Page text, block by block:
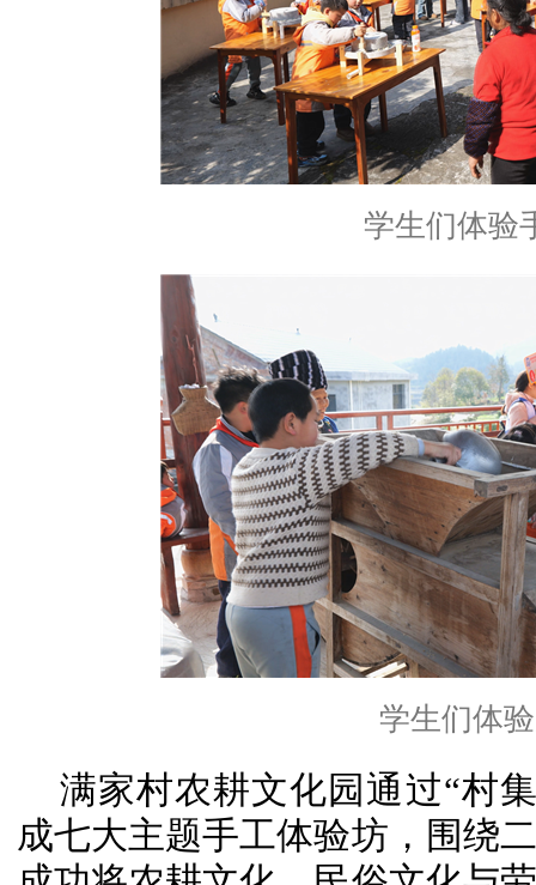
学生们体验
学生们体
满家村农耕文化园通过“村
成七大主题手工体验坊，围绕